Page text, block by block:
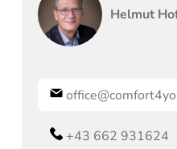
Helmut
+43 662 931624